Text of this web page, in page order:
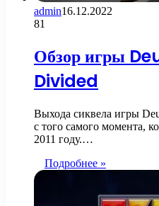
admin16.12.2022
81
Обзор игры
Divided
Выхода сиквела игры
с того самого момента,
2011 году.…
Подробнее »